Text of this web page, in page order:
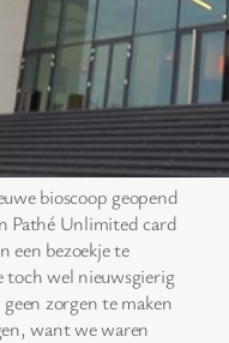
bioscoop geopend
Pathé Unlimited card
een bezoekje te
toch wel nieuwsgierig
zorgen te maken
want we waren